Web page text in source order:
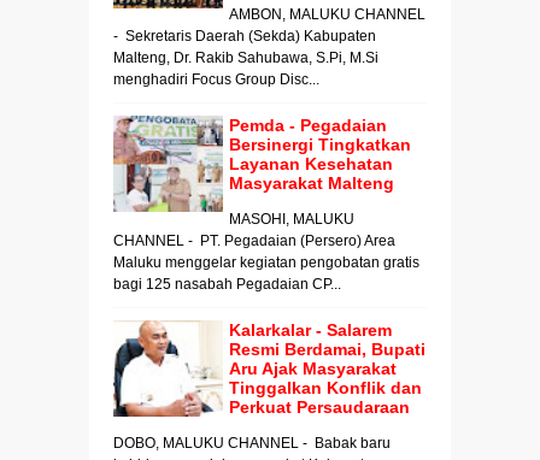
AMBON, MALUKU CHANNEL
- Sekretaris Daerah (Sekda) Kabupaten
Malteng, Dr. Rakib Sahubawa, S.Pi, M.Si
menghadiri Focus Group Disc...
Pemda - Pegadaian
Bersinergi Tingkatkan
Layanan Kesehatan
Masyarakat Malteng
MASOHI, MALUKU
CHANNEL - PT. Pegadaian (Persero) Area
Maluku menggelar kegiatan pengobatan gratis
bagi 125 nasabah Pegadaian CP...
Kalarkalar - Salarem
Resmi Berdamai, Bupati
Aru Ajak Masyarakat
Tinggalkan Konflik dan
Perkuat Persaudaraan
DOBO, MALUKU CHANNEL - Babak baru